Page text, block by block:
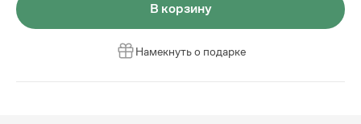
В корзину
Намекнуть о подарке